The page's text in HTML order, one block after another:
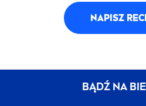
NAPISZ
BĄDŹ NA